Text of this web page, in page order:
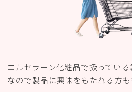
エルセラーン化粧品で扱ってい
なので製品に興味をもたれる方も